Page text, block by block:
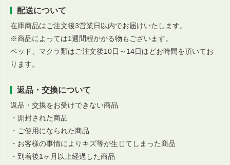
配送について
在庫商品はご注文後3営業日以内でお届けいたします。
※商品によっては1週間程かかる物もございます。
ベッド、マクラ類はご注文後10日～14日ほどお時間を頂いてお
ります。
返品・交換について
返品・交換をお受けできない商品
・開封された商品
・ご使用になられた商品
・お客様の事情によりキズ等が生じてしまった商品
・到着後1ヶ月以上経過した商品